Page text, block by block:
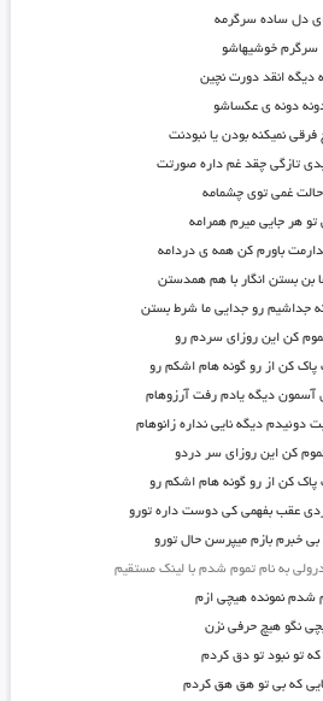
دل ساده سرگرمه
سرگرم خوشیهاشو
دیگه انقد دورت نچین
دونه ی عکساشو
نمیکنه بودن یا نبودنت
تازگی چقد غم داره صورتت
غمی توی چشمامه
تو هر جایی میرم همرامه
ندارمت باورم کن همه ی دردامه
بن بستن انگار با هم همدستن
جداشیم رو جدایی ما شرط بستن
کن این روزای سردم رو
پاک کن از رو گونه هام اشکم رو
آسمون دیگه یادم رفت آرزوهام
دوئیدم دیگه نایی نداره زانوهام
کن این روزای سر دردو
پاک کن از رو گونه هام اشکم رو
عقب بفهمی کی دوست داره تورو
بی خبرم بازم میپرسن حال تورو
به نام تموم شدم با لینک مستقیم
شدم نمونده هیچی ازم
نگو هیچ حرفی نزن
تو نبود تو دق کردم
که بی تو هق هق کردم